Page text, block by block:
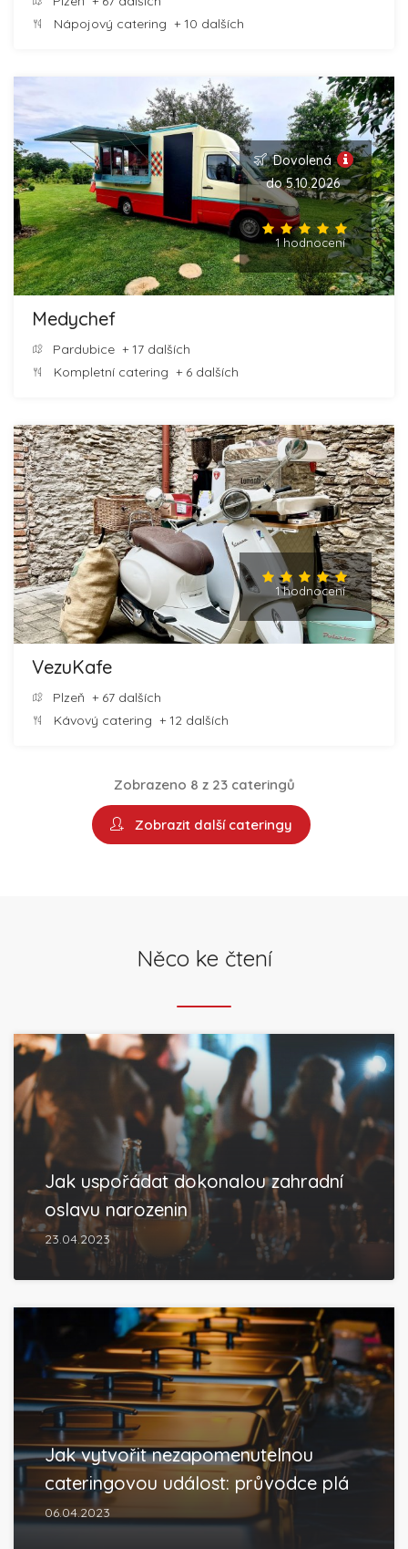
Nápojový catering + 10 dalších
Dovolená
do 5.10.2026
1 hodnocení
Medychef
Pardubice + 17 dalších
Kompletní catering + 6 dalších
1 hodnocení
VezuKafe
Plzeň + 67 dalších
Kávový catering + 12 dalších
Zobrazeno 8 z 23 cateringů
Zobrazit další cateringy
Něco ke čtení
Jak uspořádat dokonalou zahradní
oslavu narozenin
23.04.2023
Jak vytvořit nezapomenutelnou
cateringovou událost: průvodce plá
06.04.2023